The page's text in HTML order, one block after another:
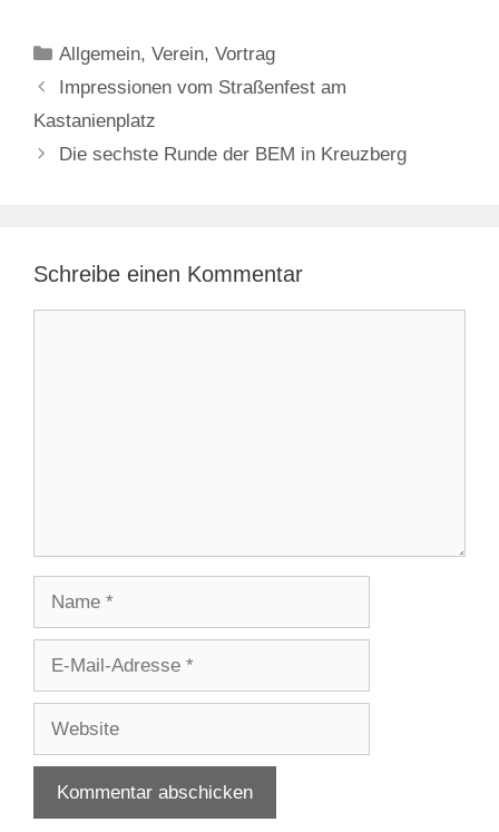
Kategorien
Allgemein,Verein,Vortrag
Impressionen vom Straßenfest am
Kastanienplatz
Die sechste Runde der BEM in Kreuzberg
Schreibe einen Kommentar
Adresse